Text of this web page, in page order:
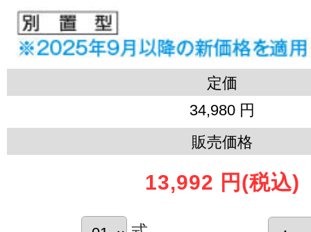
定価
34,980 円
販売価格
13,992 円 (税込)